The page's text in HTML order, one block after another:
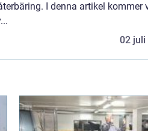
I denna artikel kommer
02 juli